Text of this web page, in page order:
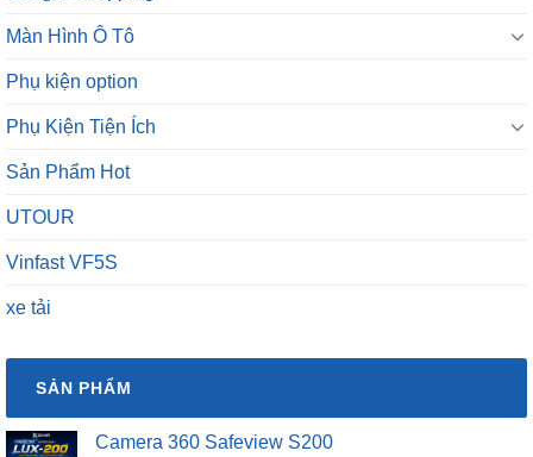
Màn Hình Ô Tô
Phụ kiện option
Phụ Kiện Tiện Ích
Sản Phẩm Hot
UTOUR
Vinfast VF5S
xe tải
SẢN PHẨM
Camera 360 Safeview S200